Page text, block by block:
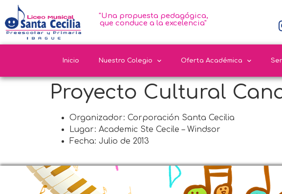
"Una propuesta pedagógica,
que conduce a la excelencia"
Inicio Nuestro Colegio Oferta Académica
Proyecto Cultural
Organizador: Corporación Santa Cecilia
Lugar: Academic Ste Cecile – Windsor
Fecha: Julio de 2013